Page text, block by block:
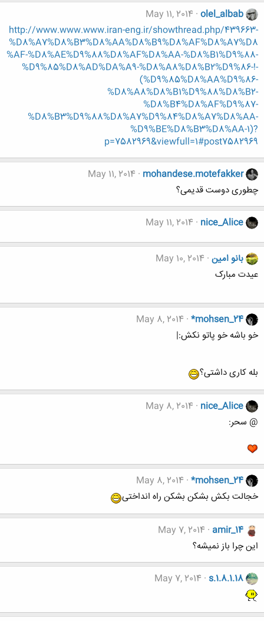
olel_albab
May 11, 2014
http://www.www.www.iran-eng.ir/showthread.php/439663-
%D8%A7%D8%B3%D8%AA%D8%B9%D8%AF%D8%A7%D8
%AF-%D8%AE%D9%88%D8%AF%D8%AA-%D8%B1%D9%88-
%D9%85%D8%AD%DA%A9-%D8%A8%D8%B2%D9%86-!-
(%D9%85%D8%AA%D9%86-
%D8%A8%D8%B1%D9%88%D8%B2-
%D8%B4%D8%AF%D9%87-
%D8%B3%D9%88%D8%A7%D9%84%D8%A7%D8%AA-
%D9%BE%D8%B3%D8%AA-1)?
p=7582969&viewfull=1#post7582969
mohandese.motefakker
May 11, 2014
چطوری دوست قدیمی؟
nice_Alice
May 11, 2014
بانو امین May 10, 2014
عیدت مبارک
*mohsen_24
May 8, 2014
خو باشه خو پاتو نکش:|
بله کاری داشتی؟
nice_Alice
May 8, 2014
@ سحر:
*mohsen_24
May 8, 2014
خجالت بکش بشکن بشکن راه انداختی
amir_14
May 7, 2014
این چرا باز نمیشه؟
s.1.8.1.18
May 7, 2014